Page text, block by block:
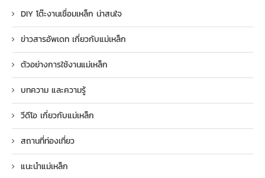
DIY โต๊ะงานเชื่อมเหล็ก น่าสนใจ
ข่าวสารอัพเดท เกี่ยวกับแม่เหล็ก
ตัวอย่างการใช้งานแม่เหล็ก
บทความ และความรู้
วีดีโอ เกี่ยวกับแม่เหล็ก
สถานที่ท่องเที่ยว
แนะนำแม่เหล็ก